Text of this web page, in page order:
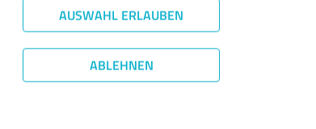
AUSWAHL ERLAUBEN
ABLEHNEN
|Qualitätssicherung|Datenschutz|Impressum